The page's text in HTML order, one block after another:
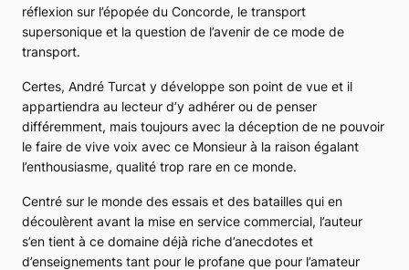
réflexion sur l’épopée du Concorde, le transport
supersonique et la question de l’avenir de ce mode de
transport.
Certes, André Turcat y développe son point de vue et il
appartiendra au lecteur d’y adhérer ou de penser
différemment, mais toujours avec la déception de ne pouvoir
le faire de vive voix avec ce Monsieur à la raison égalant
l’enthousiasme, qualité trop rare en ce monde.
Centré sur le monde des essais et des batailles qui en
découlèrent avant la mise en service commercial, l’auteur
s’en tient à ce domaine déjà riche d’anecdotes et
d’enseignements tant pour le profane que pour l’amateur